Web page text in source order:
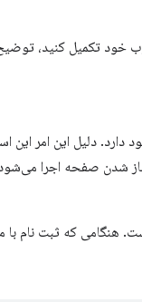
وب خود تکمیل کنید،
دلیل این امر
شدن صفحه اجرا می‌شود
هنگامی که ثبت نام با